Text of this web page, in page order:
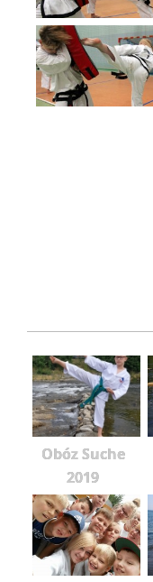
Obóz Suche
2019